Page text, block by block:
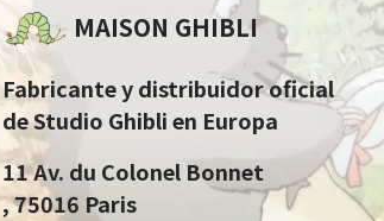
MAISON GHIBLI
Fabricante y distribuidor oficial
de Studio Ghibli en Europa
11 Av. du Colonel Bonnet
, 75016 Paris